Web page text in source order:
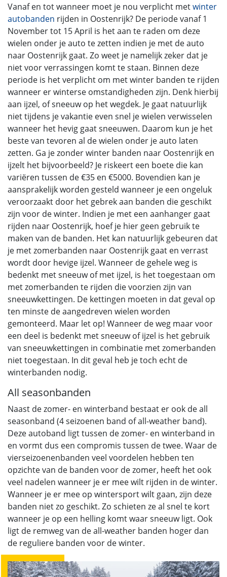
Vanaf en tot wanneer moet je nou verplicht metwinter
autobanden rijden in Oostenrijk? De periode vanaf 1
November tot 15 April is het aan te raden om deze
wielen onder je auto te zetten indien je met de auto
naar Oostenrijk gaat. Zo weet je namelijk zeker dat je
niet voor verrassingen komt te staan. Binnen deze
periode is het verplicht om met winter banden te rijden
wanneer er winterse omstandigheden zijn. Denk hierbij
aan ijzel, of sneeuw op het wegdek. Je gaat natuurlijk
niet tijdens je vakantie even snel je wielen verwisselen
wanneer het hevig gaat sneeuwen. Daarom kun je het
beste van tevoren al de wielen onder je auto laten
zetten. Ga je zonder winter banden naar Oostenrijk en
ijzelt het bijvoorbeeld? Je riskeert een boete die kan
variëren tussen de €35 en €5000. Bovendien kan je
aansprakelijk worden gesteld wanneer je een ongeluk
veroorzaakt door het gebrek aan banden die geschikt
zijn voor de winter. Indien je met een aanhanger gaat
rijden naar Oostenrijk, hoef je hier geen gebruik te
maken van de banden. Het kan natuurlijk gebeuren dat
je met zomerbanden naar Oostenrijk gaat en verrast
wordt door hevige ijzel. Wanneer de gehele weg is
bedenkt met sneeuw of met ijzel, is het toegestaan om
met zomerbanden te rijden die voorzien zijn van
sneeuwkettingen. De kettingen moeten in dat geval op
ten minste de aangedreven wielen worden
gemonteerd. Maar let op! Wanneer de weg maar voor
een deel is bedenkt met sneeuw of ijzel is het gebruik
van sneeuwkettingen in combinatie met zomerbanden
niet toegestaan. In dit geval heb je toch echt de
winterbanden nodig.
All seasonbanden
Naast de zomer- en winterband bestaat er ook de all
seasonband (4 seizoenen band of all-weather band).
Deze autoband ligt tussen de zomer- en winterband in
en vormt dus een compromis tussen de twee. Waar de
vierseizoenenbanden veel voordelen hebben ten
opzichte van de banden voor de zomer, heeft het ook
veel nadelen wanneer je er mee wilt rijden in de winter.
Wanneer je er mee op wintersport wilt gaan, zijn deze
banden niet zo geschikt. Zo schieten ze al snel te kort
wanneer je op een helling komt waar sneeuw ligt. Ook
ligt de remweg van de all-weather banden hoger dan
de reguliere banden voor de winter.